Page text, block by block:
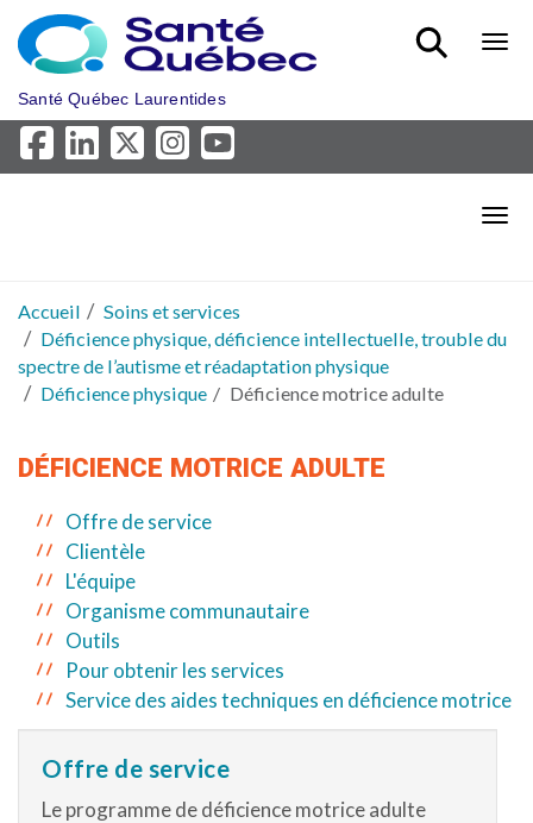
Aller au menu principal
Santé Québec Laurentides
Accueil
Soins et services
Déficience physique, déficience intellectuelle, trouble du
spectre de l’autisme et réadaptation physique
Déficience physique
Déficience motrice adulte
DÉFICIENCE MOTRICE ADULTE
Offre de service
Clientèle
L'équipe
Organisme communautaire
Outils
Pour obtenir les services
Service des aides techniques en déficience motrice
Offre de service
Le programme de déficience motrice adulte